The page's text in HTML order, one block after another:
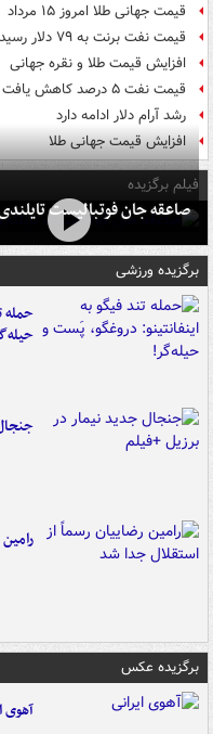
قیمت جهانی طلا امروز ۱۵ مرداد
قیمت نفت برنت به ۷۹ دلار رسید
افزایش قیمت طلا و نقره جهانی
قیمت نفت ۵ درصد کاهش یافت
رشد آرام دلار ادامه دارد
افزایش قیمت جهانی طلا
فیلم برگزیده
صاعقه جان فوتبالیست
برگزیده ورزشی
حمله
برگزیده عکس
آهوی